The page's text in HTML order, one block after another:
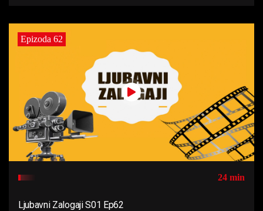
Epizoda 62
24 min
Ljubavni Zalogaji S01 Ep62